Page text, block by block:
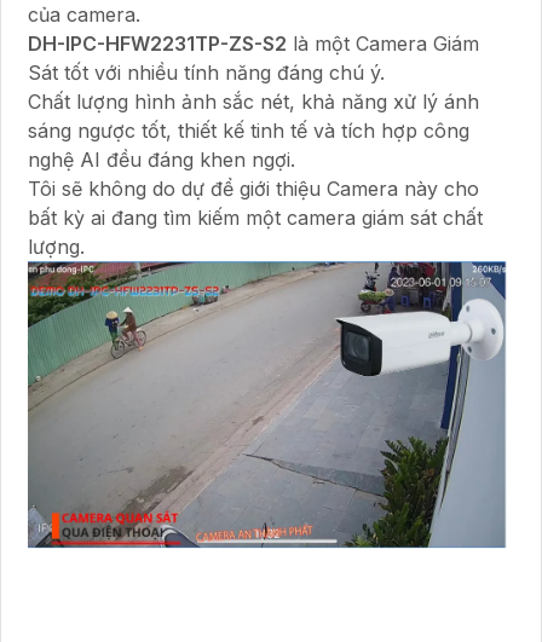
của camera.
DH-IPC-HFW2231TP-ZS-S2 là một Camera Giám
Sát tốt với nhiều tính năng đáng chú ý.
Chất lượng hình ảnh sắc nét, khả năng xử lý ánh
sáng ngược tốt, thiết kế tinh tế và tích hợp công
nghệ AI đều đáng khen ngợi.
Tôi sẽ không do dự để giới thiệu Camera này cho
bất kỳ ai đang tìm kiếm một camera giám sát chất
lượng.